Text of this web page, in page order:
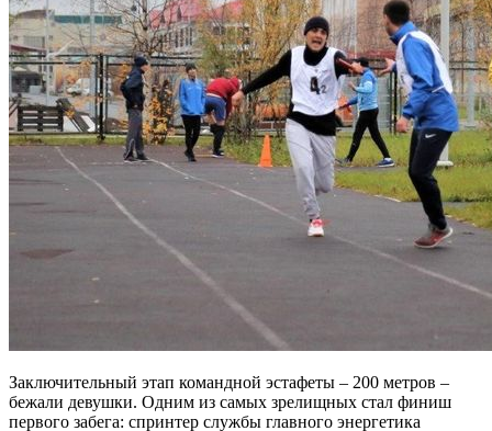
Заключительный этап командной эстафеты – 200 метров –
бежали девушки. Одним из самых зрелищных стал финиш
первого забега: спринтер службы главного энергетика